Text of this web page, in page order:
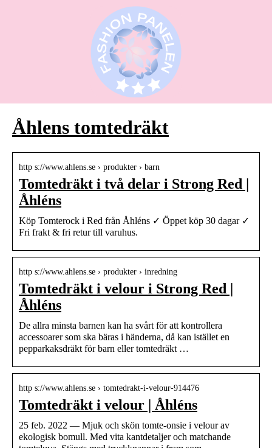
Åhlens tomtedräkt
http s://www.ahlens.se › produkter › barn
Tomtedräkt i två delar i Strong Red |
Åhléns
Köp Tomterock i Red från Åhléns ✓ Öppet köp 30 dagar ✓
Fri frakt & fri retur till varuhus.
http s://www.ahlens.se › produkter › inredning
Tomtedräkt i velour i Strong Red |
Åhléns
De allra minsta barnen kan ha svårt för att kontrollera
accessoarer som ska bäras i händerna, då kan istället en
pepparkaksdräkt för barn eller tomtedräkt …
http s://www.ahlens.se › tomtedrakt-i-velour-914476
Tomtedräkt i velour | Åhléns
25 feb. 2022 — Mjuk och skön tomte-onsie i velour av
ekologisk bomull. Med vita kantdetaljer och matchande